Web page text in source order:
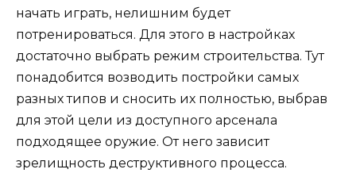
начать играть, нелишним будет
потренироваться. Для этого в настройках
достаточно выбрать режим строительства. Тут
понадобится возводить постройки самых
разных типов и сносить их полностью, выбрав
для этой цели из доступного арсенала
подходящее оружие. От него зависит
зрелищность деструктивного процесса.